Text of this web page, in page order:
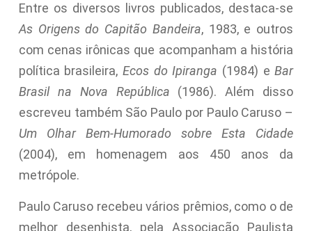
Entre os diversos livros publicados, destaca-se
As Origens do Capitão Bandeira, 1983, e outros
com cenas irônicas que acompanham a história
política brasileira,Ecos do Ipiranga (1984) eBar
Brasil na Nova República (1986). Além disso
escreveu também São Paulo por Paulo Caruso –
Um Olhar Bem-Humorado sobre Esta Cidade
(2004), em homenagem aos 450 anos da
metrópole.
Paulo Caruso recebeu vários prêmios, como o de
melhor desenhista, pela Associação Paulista